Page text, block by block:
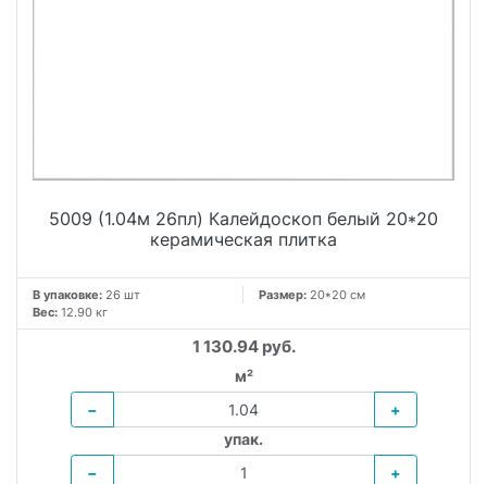
5009 (1.04м 26пл) Калейдоскоп белый 20*20
керамическая плитка
В упаковке: 26 шт Размер: 20*20 см
Вес: 12.90 кг
1 130.94 руб.
м²
−
+
упак.
−
+